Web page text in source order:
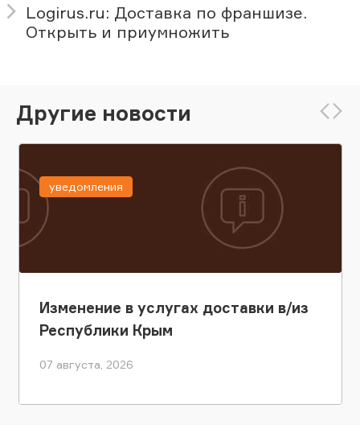
Logirus.ru: Доставка по франшизе.
Открыть и приумножить
Другие новости
Изменение в услугах доставки в/из
Республики Крым
07 августа, 2026
уведомления